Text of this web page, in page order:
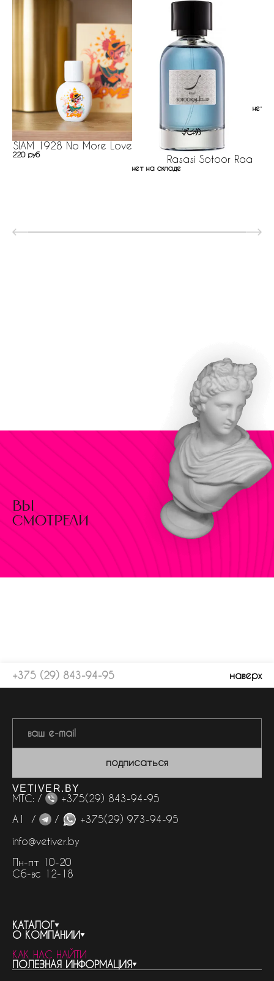
SIAM 1928 No More Love
220 руб Rasasi Sotoor Raa
нет на складе
нет
вы
смотрели
+375 (29) 843-94-95 наверх
подписаться
VETIVER.BY
МТС: /
+375(29) 843-94-95
А1 /
/
+375(29) 973-94-95
info@vetiver.by
Пн-пт 10-20
Сб-вс 12-18
КАТАЛОГ
весь каталог
бренды
женская парфюмерия
О КОМПАНИИ
контакты
о компании
КАК НАС НАЙТИ
ПОЛЕЗНАЯ ИНФОРМАЦИЯ